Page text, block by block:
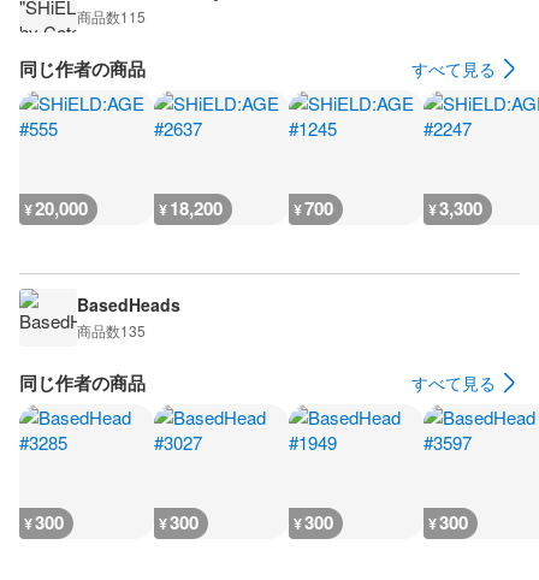
商品数115
同じ作者の商品 すべて見る
¥20,000 ¥18,200 ¥700 ¥3,300
BasedHeads
商品数135
同じ作者の商品 すべて見る
¥300 ¥300 ¥300 ¥300